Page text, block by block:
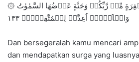
۞ وَسَارِعُوۡۤا اِلٰى مَغۡفِرَةٍ مِّنۡ رَّبِّكُمۡ وَجَنَّةٍ عَرۡضُهَا السَّمٰوٰتُ
وَالۡاَرۡضُۙ اُعِدَّتۡ لِلۡمُتَّقِيۡنَۙ‏ ١٣٣
Dan bersegeralah kamu mencari
dan mendapatkan surga yang